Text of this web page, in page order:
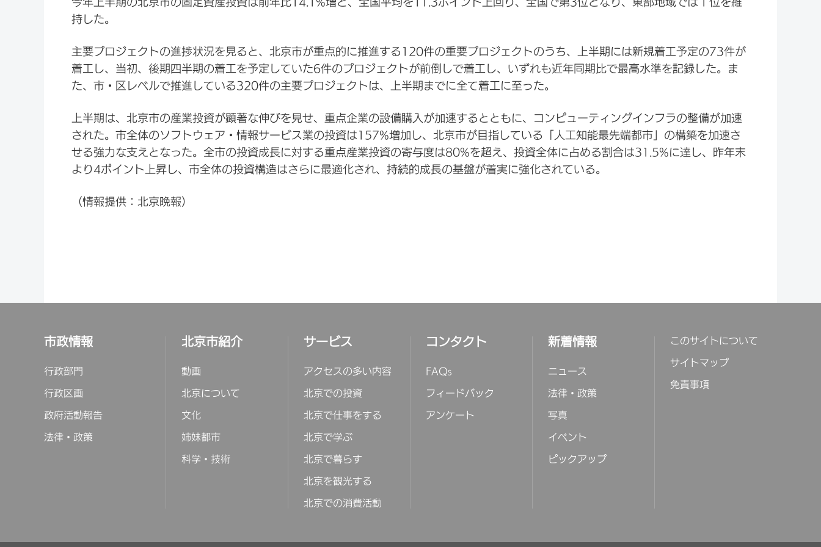
持した。
主要プロジェクトの進捗状況を見ると、北京市が重点的に推進する120件の重要プロジェクトのうち、上半期には新規着工予定の73件が
着工し、当初、後期四半期の着工を予定していた6件のプロジェクトが前倒しで着工し、いずれも近年同期比で最高水準を記録した。ま
た、市・区レベルで推進している320件の主要プロジェクトは、上半期までに全て着工に至った。
上半期は、北京市の産業投資が顕著な伸びを見せ、重点企業の設備購入が加速するとともに、コンピューティングインフラの整備が加速
された。市全体のソフトウェア・情報サービス業の投資は157%増加し、北京市が目指している「人工知能最先端都市」の構築を加速さ
せる強力な支えとなった。全市の投資成長に対する重点産業投資の寄与度は80%を超え、投資全体に占める割合は31.5%に達し、昨年末
より4ポイント上昇し、市全体の投資構造はさらに最適化され、持続的成長の基盤が着実に強化されている。
（情報提供：北京晩報）
市政情報
行政部門
行政区画
政府活動報告
法律・政策
北京市紹介
動画
北京について
文化
姉妹都市
科学・技術
サービス
アクセスの多い内容
北京での投資
北京で仕事をする
北京で学ぶ
北京で暮らす
北京を観光する
北京での消費活動
コンタクト
FAQs
フィードバック
アンケート
新着情報
ニュース
法律・政策
写真
イベント
ピックアップ
このサイトについて
サイトマップ
免責事項